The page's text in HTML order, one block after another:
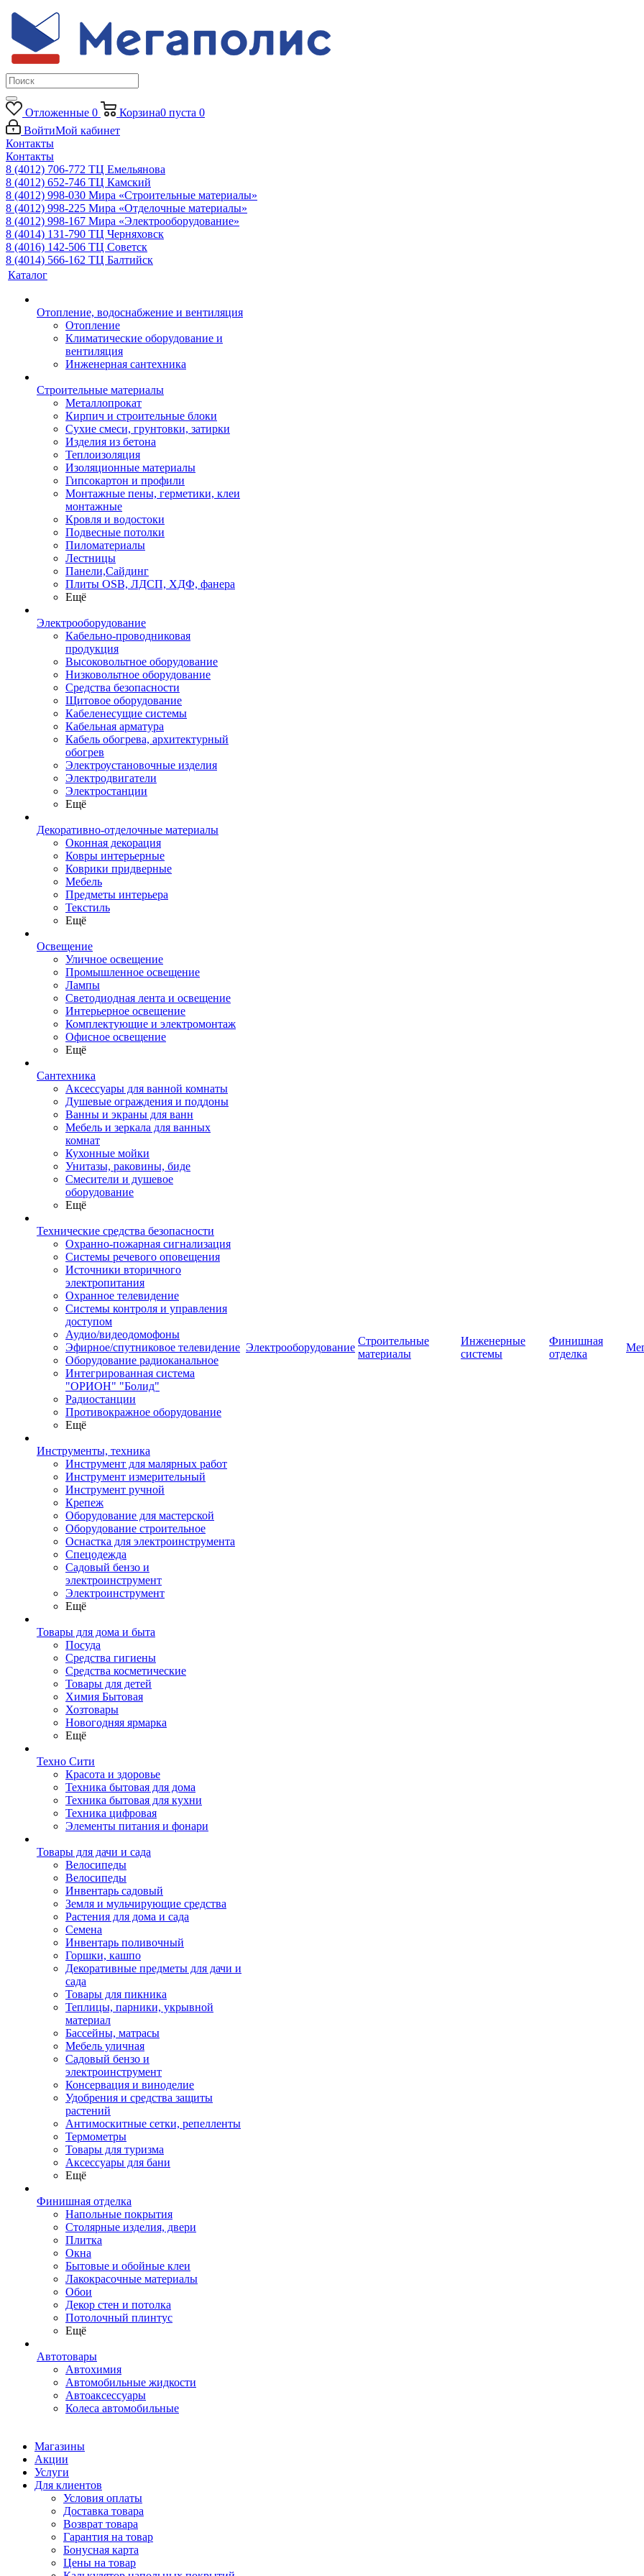
Отложенные 0 Корзина0 пуста 0
ВойтиМой кабинет
Контакты
Контакты
8 (4012) 706-772 ТЦ Емельянова
8 (4012) 652-746 ТЦ Камский
8 (4012) 998-030 Мира «Строительные материалы»
8 (4012) 998-225 Мира «Отделочные материалы»
8 (4012) 998-167 Мира «Электрооборудование»
8 (4014) 131-790 ТЦ Черняховск
8 (4016) 142-506 ТЦ Советск
8 (4014) 566-162 ТЦ Балтийск
Каталог
Отопление, водоснабжение и вентиляция
Отопление
Климатические оборудование и
вентиляция
Инженерная сантехника
Строительные материалы
Металлопрокат
Кирпич и строительные блоки
Сухие смеси, грунтовки, затирки
Изделия из бетона
Теплоизоляция
Изоляционные материалы
Гипсокартон и профили
Монтажные пены, герметики, клеи
монтажные
Кровля и водостоки
Подвесные потолки
Пиломатериалы
Лестницы
Панели,Сайдинг
Плиты OSB, ЛДСП, ХДФ, фанера
Ещё
Электрооборудование
Кабельно-проводниковая
продукция
Высоковольтное оборудование
Низковольтное оборудование
Средства безопасности
Щитовое оборудование
Кабеленесущие системы
Кабельная арматура
Кабель обогрева, архитектурный
обогрев
Электроустановочные изделия
Электродвигатели
Электростанции
Ещё
Декоративно-отделочные материалы
Оконная декорация
Ковры интерьерные
Коврики придверные
Мебель
Предметы интерьера
Текстиль
Ещё
Освещение
Уличное освещение
Промышленное освещение
Лампы
Светодиодная лента и освещение
Интерьерное освещение
Комплектующие и электромонтаж
Офисное освещение
Ещё
Сантехника
Аксессуары для ванной комнаты
Душевые ограждения и поддоны
Ванны и экраны для ванн
Мебель и зеркала для ванных
комнат
Кухонные мойки
Унитазы, раковины, биде
Смесители и душевое
оборудование
Ещё
Технические средства безопасности
Охранно-пожарная сигнализация
Системы речевого оповещения
Источники вторичного
электропитания
Охранное телевидение
Системы контроля и управления
доступом
Аудио/видеодомофоны
Эфирное/спутниковое телевидение
Оборудование радиоканальное
Интегрированная система
"ОРИОН" "Болид"
Радиостанции
Противокражное оборудование
Ещё
Инструменты, техника
Инструмент для малярных работ
Инструмент измерительный
Инструмент ручной
Крепеж
Оборудование для мастерской
Оборудование строительное
Оснастка для электроинструмента
Спецодежда
Садовый бензо и
электроинструмент
Электроинструмент
Ещё
Товары для дома и быта
Посуда
Средства гигиены
Средства косметические
Товары для детей
Химия Бытовая
Хозтовары
Новогодняя ярмарка
Ещё
Техно Сити
Красота и здоровье
Техника бытовая для дома
Техника бытовая для кухни
Техника цифровая
Элементы питания и фонари
Товары для дачи и сада
Велосипеды
Велосипеды
Инвентарь садовый
Земля и мульчирующие средства
Растения для дома и сада
Семена
Инвентарь поливочный
Горшки, кашпо
Декоративные предметы для дачи и
сада
Товары для пикника
Теплицы, парники, укрывной
материал
Бассейны, матрасы
Мебель уличная
Садовый бензо и
электроинструмент
Консервация и виноделие
Удобрения и средства защиты
растений
Антимоскитные сетки, репелленты
Термометры
Товары для туризма
Аксессуары для бани
Ещё
Финишная отделка
Напольные покрытия
Столярные изделия, двери
Плитка
Окна
Бытовые и обойные клеи
Лакокрасочные материалы
Обои
Декор стен и потолка
Потолочный плинтус
Ещё
Автотовары
Автохимия
Автомобильные жидкости
Автоаксессуары
Колеса автомобильные
Электрооборудование
Строительные
материалы
Инженерные
системы
Финишная
отделка
Магазины
Акции
Услуги
Для клиентов
Условия оплаты
Доставка товара
Возврат товара
Гарантия на товар
Бонусная карта
Цены на товар